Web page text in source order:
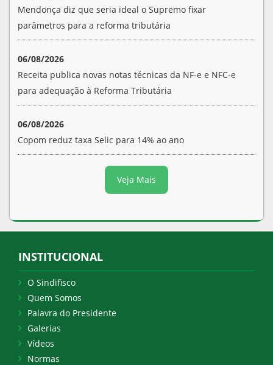
Mendonça diz que seria ideal o Supremo fixar
parâmetros para a reforma tributária
06/08/2026
Receita publica novas notas técnicas da NF-e e NFC-e
para adequação à Reforma Tributária
06/08/2026
Copom reduz taxa Selic para 14% ao ano
Veja Mais
INSTITUCIONAL
O Sindifisco
Quem Somos
Palavra do Presidente
Galerias
Vídeos
Normas